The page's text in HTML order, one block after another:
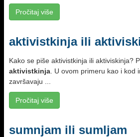
Pročitaj više
aktivistkinja ili
Kako se piše aktivistkinja ili aktiviskinja?
aktivistkinja . U ovom primeru kao i kod
završavaju ...
Pročitaj više
sumnjam ili sumljam